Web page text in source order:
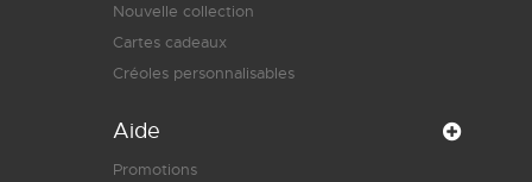
Nouvelle collection
Cartes cadeaux
Créoles personnalisables
Aide
Promotions